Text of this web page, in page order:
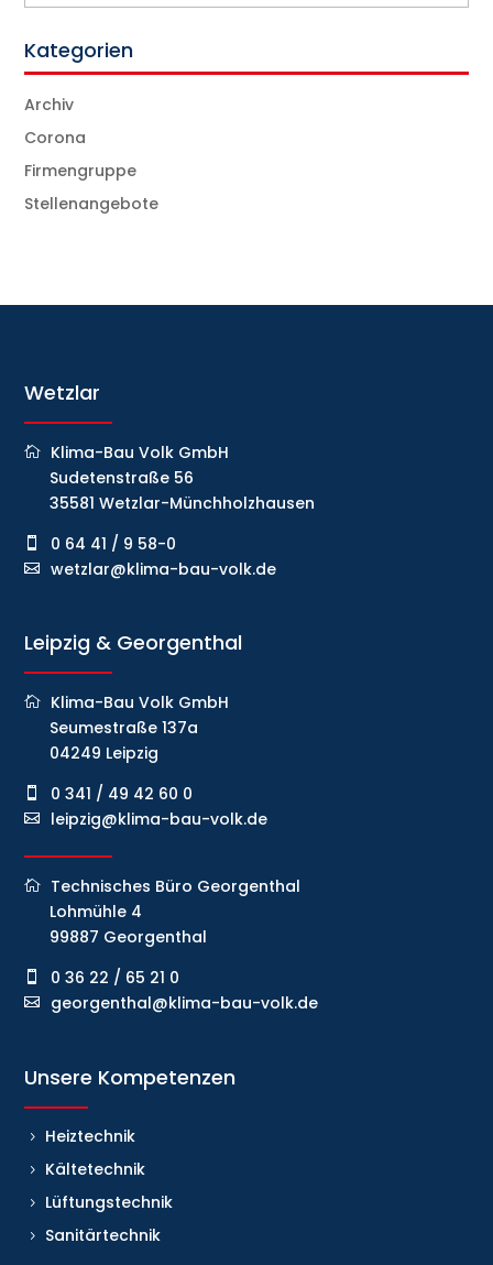
Kategorien
Archiv
Corona
Firmengruppe
Stellenangebote
Wetzlar
Klima-Bau Volk GmbH
Sudetenstraße 56
35581 Wetzlar-Münchholzhausen
0 64 41 / 9 58-0
wetzlar@klima-bau-volk.de
Leipzig & Georgenthal
Klima-Bau Volk GmbH
Seumestraße 137a
04249 Leipzig
0 341 / 49 42 60 0
leipzig@klima-bau-volk.de
Technisches Büro Georgenthal
Lohmühle 4
99887 Georgenthal
0 36 22 / 65 21 0
georgenthal@klima-bau-volk.de
Unsere Kompetenzen
Heiztechnik
Kältetechnik
Lüftungstechnik
Sanitärtechnik